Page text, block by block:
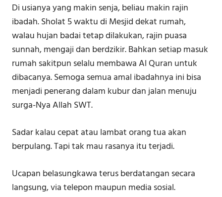
Di usianya yang makin senja, beliau makin rajin
ibadah. Sholat 5 waktu di Mesjid dekat rumah,
walau hujan badai tetap dilakukan, rajin puasa
sunnah, mengaji dan berdzikir. Bahkan setiap masuk
rumah sakitpun selalu membawa Al Quran untuk
dibacanya. Semoga semua amal ibadahnya ini bisa
menjadi penerang dalam kubur dan jalan menuju
surga-Nya Allah SWT.
Sadar kalau cepat atau lambat orang tua akan
berpulang. Tapi tak mau rasanya itu terjadi.
Ucapan belasungkawa terus berdatangan secara
langsung, via telepon maupun media sosial.